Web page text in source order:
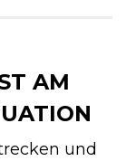
AM
und